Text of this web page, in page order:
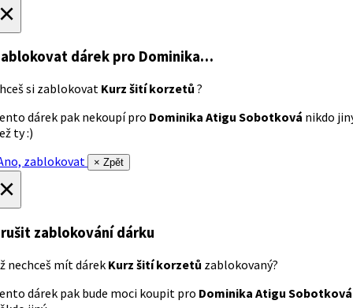
dárek pro Dominika…
si zablokovat Kurz šití korzetů ?
dárek pak nekoupí pro Dominika Atigu Sobotková nikdo
ty :)
zablokovat
× Zpět
zablokování dárku
nechceš mít dárek Kurz šití korzetů zablokovaný?
dárek pak bude moci koupit pro Dominika Atigu Sobotková